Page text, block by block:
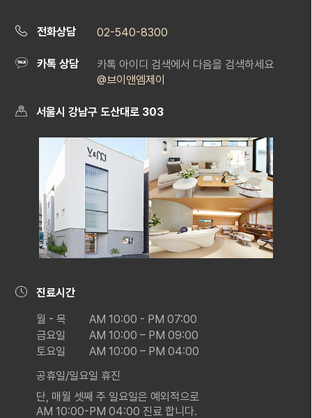
전화상담 02-540-8300
카톡 상담
카톡 아이디 검색에서 다음을 검색하세요
@브이앤엠제이
서울시 강남구 도산대로 303
진료시간
월 - 목
AM 10:00 - PM 07:00
금요일
AM 10:00 – PM 09:00
토요일
AM 10:00 – PM 04:00
공휴일/일요일 휴진
단, 매월 셋째 주 일요일은 예외적으로
AM 10:00-PM 04:00 진료 합니다.